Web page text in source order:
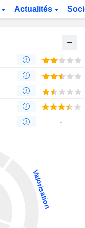
Actualités
-